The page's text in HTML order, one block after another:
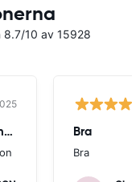
8.7/10 av 15928
Easy booking and good documentation Bra
Bra